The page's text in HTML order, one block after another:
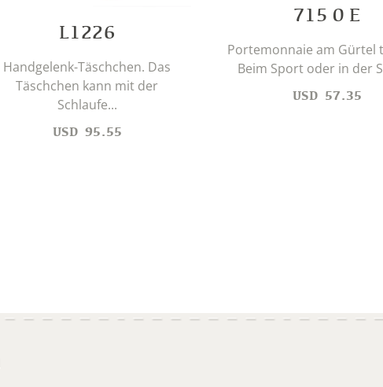
L1226
Handgelenk-Täschchen. Das
Täschchen kann mit der
Schlaufe...
USD 95.55
715 0 E
Portemonnaie am Gürtel
Beim Sport oder in der
USD 57.35